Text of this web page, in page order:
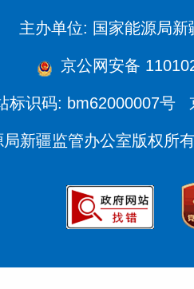
主办单位: 国家能源局新
京公网安备
标识码: bm62000007号
局新疆监管办公室版权所